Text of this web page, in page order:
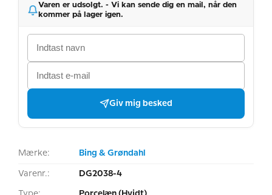
Varen er udsolgt. - Vi kan sende dig en mail, når den
kommer på lager igen.
Giv mig besked
Mærke: Bing & Grøndahl
Varenr.: DG2038-4